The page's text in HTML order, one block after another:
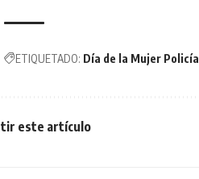
ETIQUETADO: Día de la Mujer Policía
este artículo